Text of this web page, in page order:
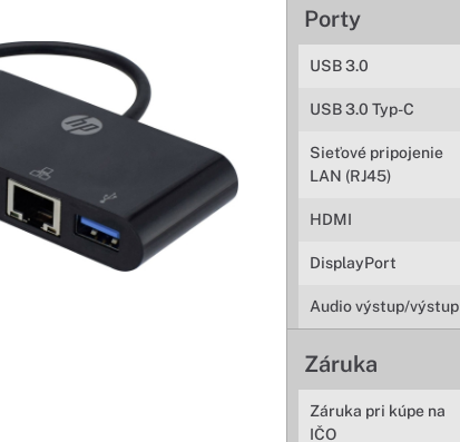
Porty
USB 3.0
USB 3.0 Typ-C
Sieťové pripojenie
LAN (RJ45)
HDMI
DisplayPort
Audio výstup/výstup
Záruka
Záruka pri kúpe na
IČO